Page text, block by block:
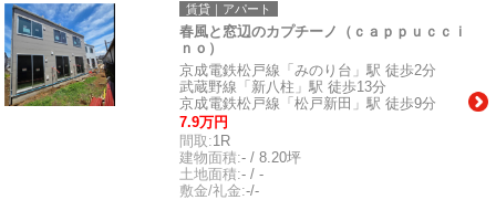
賃貸｜アパート
春風と窓辺のカプチーノ（ｃａｐｐｕｃｃｉ
ｎｏ）
京成電鉄松戸線「みのり台」駅 徒歩2分
武蔵野線「新八柱」駅 徒歩13分
京成電鉄松戸線「松戸新田」駅 徒歩9分
7.9万円
間取:1R
建物面積:- / 8.20坪
土地面積:- / -
敷金/礼金:-/-